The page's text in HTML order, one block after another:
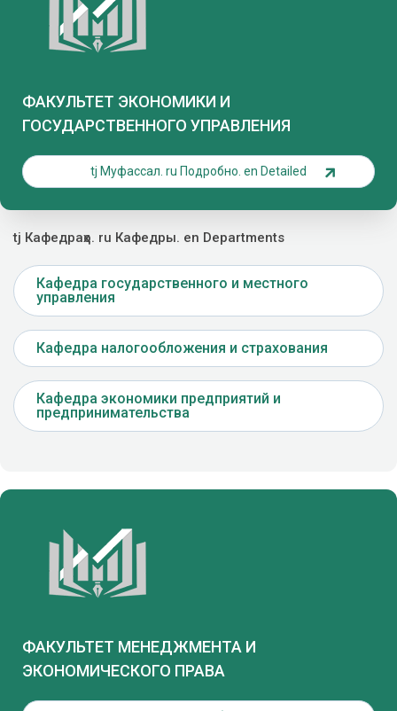
ФАКУЛЬТЕТ ЭКОНОМИКИ И
ГОСУДАРСТВЕННОГО УПРАВЛЕНИЯ
tj Муфассал. ru Подробно. en Detailed
tj Кафедраҳо. ru Кафедры. en Departments
Кафедра государственного и местного
управления
Кафедра налогообложения и страхования
Кафедра экономики предприятий и
предпринимательства
ФАКУЛЬТЕТ МЕНЕДЖМЕНТА И
ЭКОНОМИЧЕСКОГО ПРАВА